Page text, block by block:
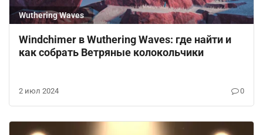
Wuthering Waves
Windchimer в Wuthering Waves: где найти и
как собрать Ветряные колокольчики
2 июл 2024 0